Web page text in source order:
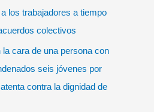
los trabajadores a tiempo
colectivos
la cara de una persona con
seis jóvenes por
contra la dignidad de